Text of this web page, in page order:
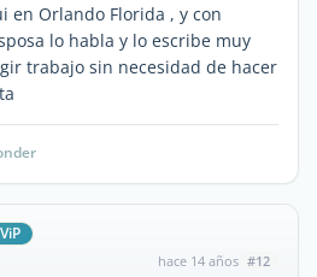
en Orlando Florida , y con
lo habla y lo escribe muy
trabajo sin necesidad de hacer
ViP
hace 14 años #12